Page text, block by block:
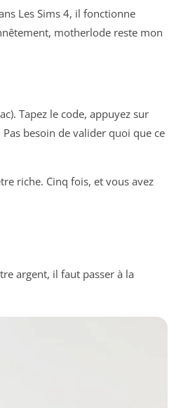
Les Sims 4, il fonctionne
motherlode reste mon
Tapez le code, appuyez sur
besoin de valider quoi que ce
riche. Cinq fois, et vous avez
argent, il faut passer à la